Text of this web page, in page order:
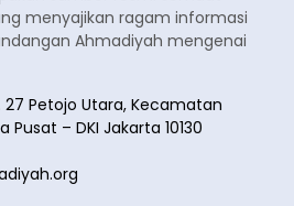
menyajikan ragam informasi
Ahmadiyah mengenai
27 Petojo Utara, Kecamatan
– DKI Jakarta 10130